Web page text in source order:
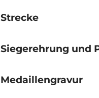
Strecke
Siegerehrung und
Medaillengravur